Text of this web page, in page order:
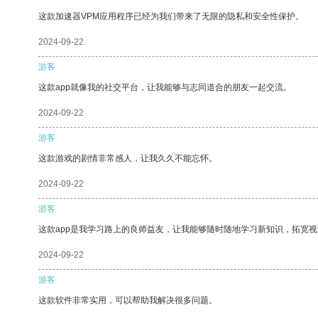
这款加速器VPM应用程序已经为我们带来了无限的隐私和安全性保护。
2024-09-22
游客
这款app就像我的社交平台，让我能够与志同道合的朋友一起交流。
2024-09-22
游客
这款游戏的剧情非常感人，让我久久不能忘怀。
2024-09-22
游客
这款app是我学习路上的良师益友，让我能够随时随地学习新知识，拓宽
2024-09-22
游客
这款软件非常实用，可以帮助我解决很多问题。